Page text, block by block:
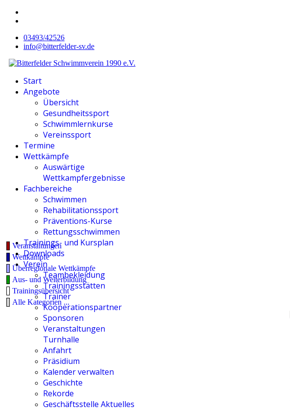
03493/42526
info@bitterfelder-sv.de
Start
Angebote
Übersicht
Gesundheitssport
Schwimmlernkurse
Vereinssport
Termine
Wettkämpfe
Auswärtige
Wettkampfergebnisse
Fachbereiche
Schwimmen
Rehabilitationssport
Präventions-Kurse
Rettungsschwimmen
Trainings- und Kursplan
Downloads
Verein
Teambekleidung
Trainingsstätten
Trainer
Kooperationspartner
Sponsoren
Veranstaltungen
Turnhalle
Anfahrt
Präsidium
Kalender verwalten
Geschichte
Rekorde
Geschäftsstelle Aktuelles
Veranstaltungen
Wettkämpfe
Überregionale Wettkämpfe
Aus- und Weiterbildung
Trainingsübersicht
Alle Kategorien ...